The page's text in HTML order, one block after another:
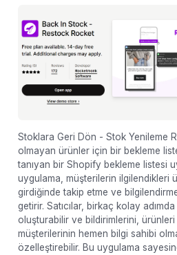
Stoklara Geri Dön - Stok Yenileme
olmayan ürünler için bir bekleme
tanıyan bir Shopify bekleme listesi
uygulama, müşterilerin ilgilendikleri
girdiğinde takip etme ve
getirir. Satıcılar, birkaç kolay
oluşturabilir ve bildirimlerini,
müşterilerinin hemen bilgi sahibi
özelleştirebilir. Bu uygulama